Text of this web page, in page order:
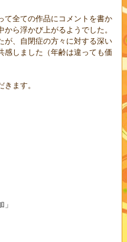
て全ての作品にコメントを書か
ら浮かび上がるようでした。
が、自閉症の方々に対する深い
感しました（年齢は違っても価
ます。